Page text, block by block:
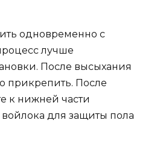
одновременно с
лучше
После высыхания
прикрепить. После
к нижней части
для защиты пола